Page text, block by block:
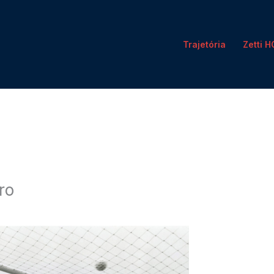
Trajetória Zetti